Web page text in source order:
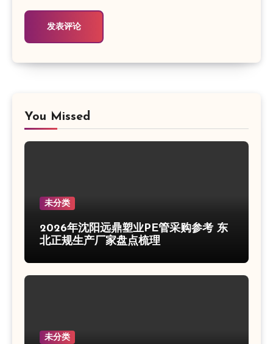
You Missed
未分类
2026年沈阳远鼎塑业PE管采购参考 东
北正规生产厂家盘点梳理
未分类